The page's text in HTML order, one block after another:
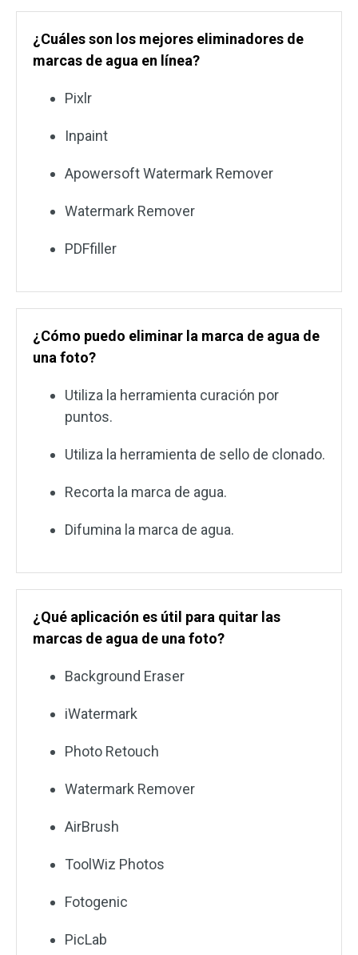
¿Cuáles son los mejores eliminadores de
marcas de agua en línea?
Pixlr
Inpaint
Apowersoft Watermark Remover
Watermark Remover
PDFfiller
¿Cómo puedo eliminar la marca de agua de
una foto?
Utiliza la herramienta curación por
puntos.
Utiliza la herramienta de sello de clonado.
Recorta la marca de agua.
Difumina la marca de agua.
¿Qué aplicación es útil para quitar las
marcas de agua de una foto?
Background Eraser
iWatermark
Photo Retouch
Watermark Remover
AirBrush
ToolWiz Photos
Fotogenic
PicLab